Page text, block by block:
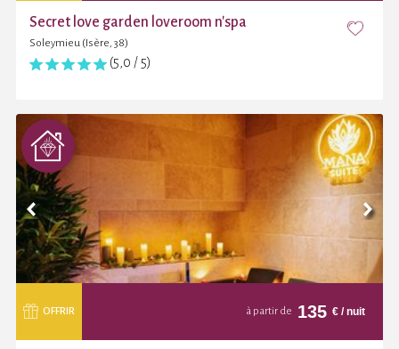
Secret love garden loveroom n'spa
Soleymieu (Isère, 38)
(5,0 / 5)
OFFRIR à partir de 135 € / nuit